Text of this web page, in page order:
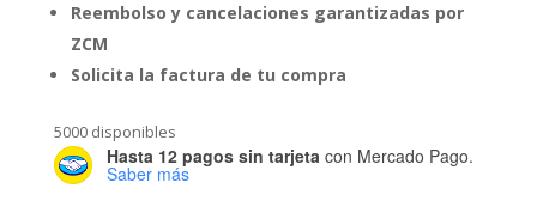
Reembolso y cancelaciones garantizadas por
ZCM
Solicita la factura de tu compra
5000 disponibles
Hasta 12 pagos sin tarjetacon Mercado Pago.
Saber más